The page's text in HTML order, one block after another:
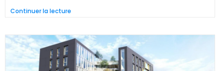
Continuer la lecture